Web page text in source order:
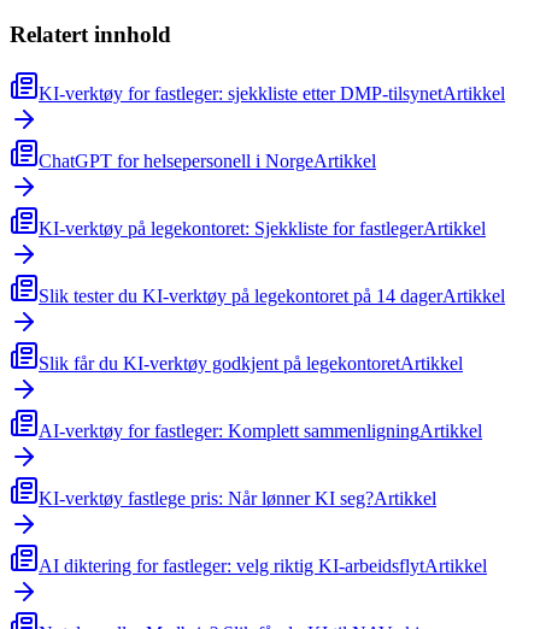
Relatert innhold
KI-verktøy for fastleger: sjekkliste etter DMP-tilsynetArtikkel
ChatGPT for helsepersonell i NorgeArtikkel
KI-verktøy på legekontoret: Sjekkliste for fastlegerArtikkel
Slik tester du KI-verktøy på legekontoret på 14 dagerArtikkel
Slik får du KI-verktøy godkjent på legekontoretArtikkel
AI-verktøy for fastleger: Komplett sammenligningArtikkel
KI-verktøy fastlege pris: Når lønner KI seg?Artikkel
AI diktering for fastleger: velg riktig KI-arbeidsflytArtikkel